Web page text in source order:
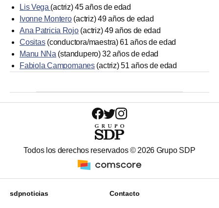
Lis Vega (actriz) 45 años de edad
Ivonne Montero(actriz) 49 años de edad
Ana Patricia Rojo(actriz) 49 años de edad
Cositas(conductora/maestra) 61 años de edad
Manu NNa (standupero) 32 años de edad
Fabiola Campomanes (actriz) 51 años de edad
Todos los derechos reservados ©2026 Grupo SDP
sdpnoticias Contacto